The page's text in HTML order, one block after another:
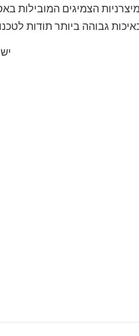
הצמיגים המובילות
גבוהה ביותר תודות